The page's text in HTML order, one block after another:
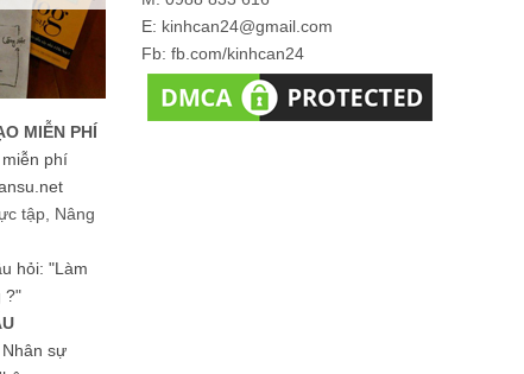
MIỄN PHÍ
phí
tập, Nâng
hỏi: "Làm
?"
sự
E: kinhcan24@gmail.com
Fb: fb.com/kinhcan24